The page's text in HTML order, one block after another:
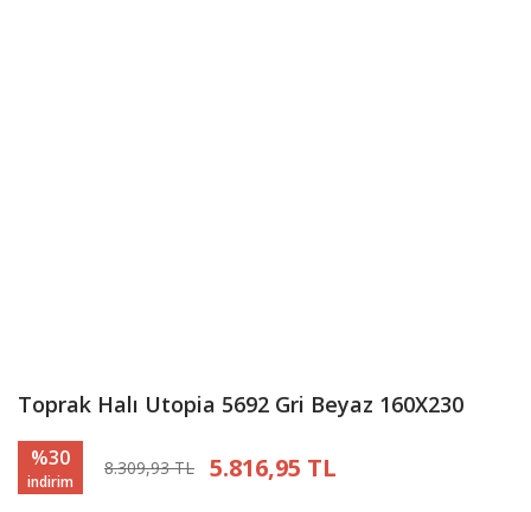
Toprak Halı Utopia 5692 Gri Beyaz 160X230
%30
indirim
8.309,93 TL 5.816,95 TL